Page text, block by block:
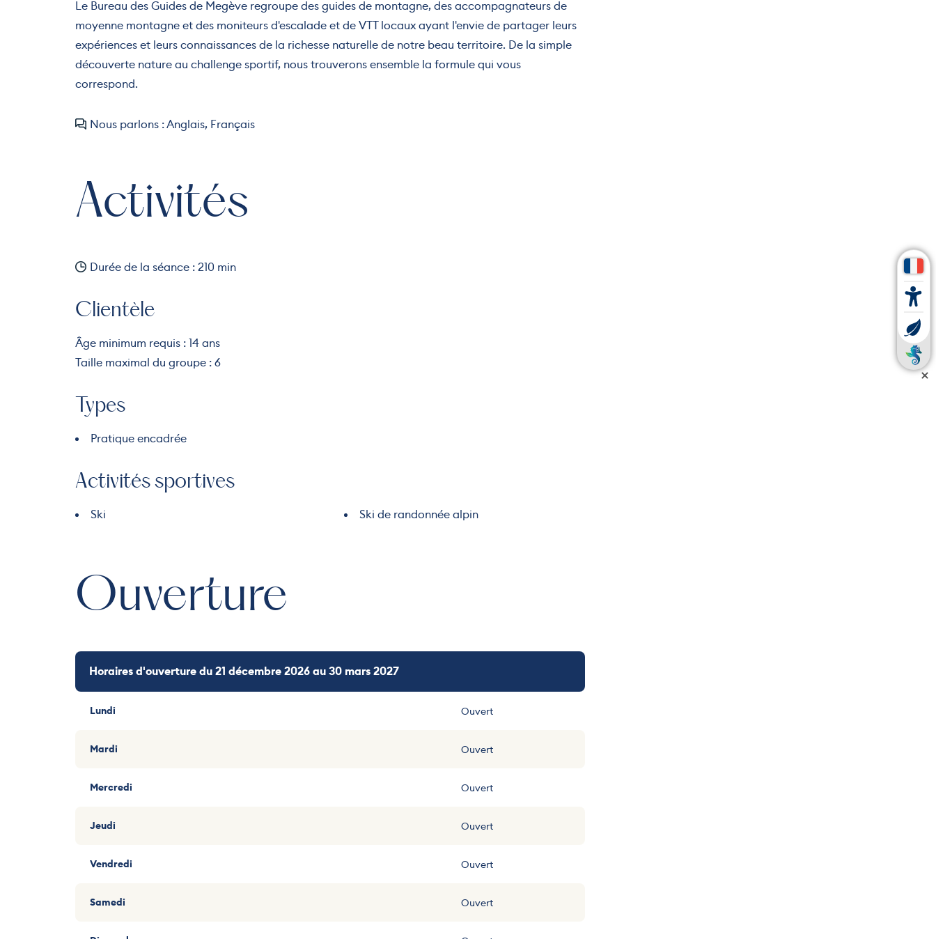
Le Bureau des Guides de Megève regroupe des guides de montagne, des accompagnateurs de
moyenne montagne et des moniteurs d'escalade et de VTT locaux ayant l'envie de partager leurs
expériences et leurs connaissances de la richesse naturelle de notre beau territoire. De la simple
découverte nature au challenge sportif, nous trouverons ensemble la formule qui vous
correspond.
Nous parlons : Anglais, Français
Activités
Durée de la séance : 210 min
Clientèle
Âge minimum requis : 14 ans
Taille maximal du groupe : 6
Types
Pratique encadrée
Activités sportives
Ski Ski de randonnée alpin
Ouverture
Horaires d'ouverture du 21 décembre 2026 au 30 mars 2027
Lundi Ouvert
Mardi Ouvert
Mercredi Ouvert
Jeudi Ouvert
Vendredi Ouvert
Samedi Ouvert